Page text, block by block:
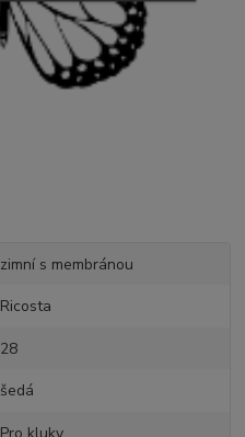
zimní s membránou
Ricosta
28
šedá